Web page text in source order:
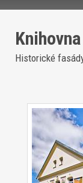
Historické